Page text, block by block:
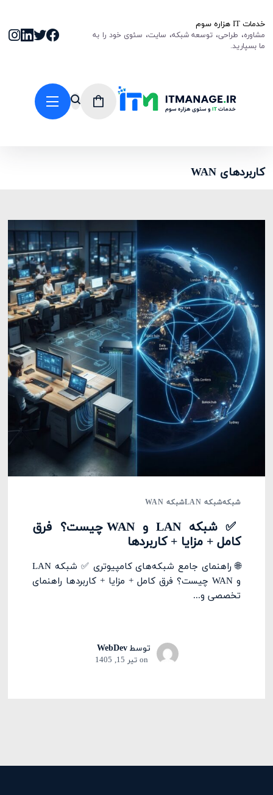
خدمات IT هزاره سوم
مشاوره، طراحی، توسعه شبکه، سایت، سئوی خود را به
ما بسپارید.
کاربردهای WAN
شبکهشبکه LAN شبکه WAN
✅ شبکه LAN و WAN چیست؟ فرق
کامل + مزایا + کاربردها
🌐 راهنمای جامع شبکه‌های کامپیوتری ✅ شبکه LAN
و WAN چیست؟ فرق کامل + مزایا + کاربردها راهنمای
تخصصی و...
توسطWebDev
on تیر 15, 1405